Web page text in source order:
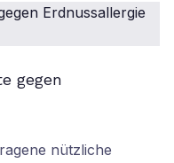
gegen
nützliche